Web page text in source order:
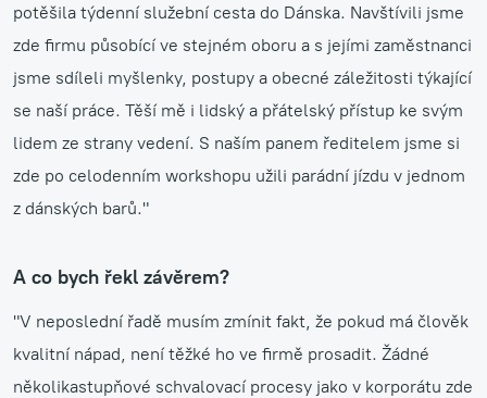
potěšila týdenní služební cesta do Dánska. Navštívili jsme
zde firmu působící ve stejném oboru a s jejími zaměstnanci
jsme sdíleli myšlenky, postupy a obecné záležitosti týkající
se naší práce. Těší mě i lidský a přátelský přístup ke svým
lidem ze strany vedení. S naším panem ředitelem jsme si
zde po celodenním workshopu užili parádní jízdu v jednom
z dánských barů."
A co bych řekl závěrem?
"V neposlední řadě musím zmínit fakt, že pokud má člověk
kvalitní nápad, není těžké ho ve firmě prosadit. Žádné
několikastupňové schvalovací procesy jako v korporátu zde